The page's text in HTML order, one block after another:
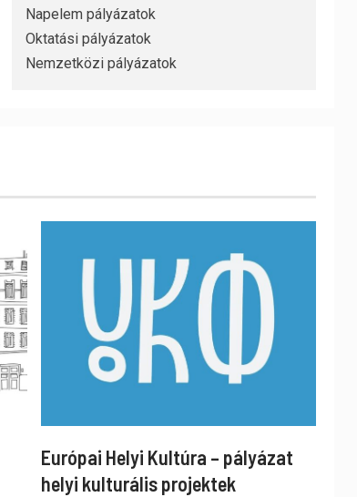
Napelem pályázatok
Oktatási pályázatok
Nemzetközi pályázatok
Európai Helyi Kultúra – pályázat
helyi kulturális projektek